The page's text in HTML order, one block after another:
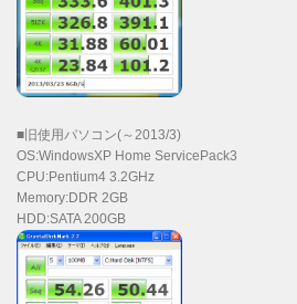
■旧使用パソコン(～2013/3)
OS:WindowsXP Home ServicePack3
CPU:Pentium4 3.2GHz
Memory:DDR 2GB
HDD:SATA 200GB